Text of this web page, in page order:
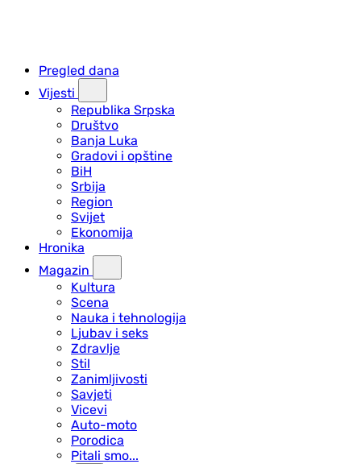
Pregled dana
Vijesti
Republika Srpska
Društvo
Banja Luka
Gradovi i opštine
BiH
Srbija
Region
Svijet
Ekonomija
Hronika
Magazin
Kultura
Scena
Nauka i tehnologija
Ljubav i seks
Zdravlje
Stil
Zanimljivosti
Savjeti
Vicevi
Auto-moto
Porodica
Pitali smo...